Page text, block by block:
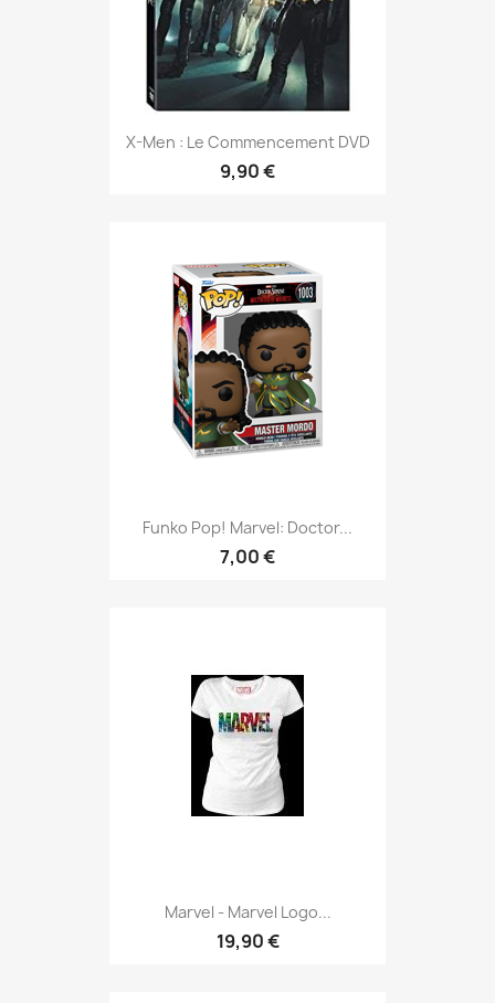
X-Men : Le Commencement DVD
9,90 €
Funko Pop! Marvel: Doctor...
7,00 €
Marvel - Marvel Logo...
19,90 €